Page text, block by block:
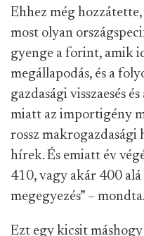
Ehhez még
most olyan
gyenge a forint, amik
megállapodás, és a
gazdasági visszaesés
miatt az importigény
rossz
hírek. És emiatt év
410, vagy akár 400
megegyezés” – mondta.
Ezt egy kicsit